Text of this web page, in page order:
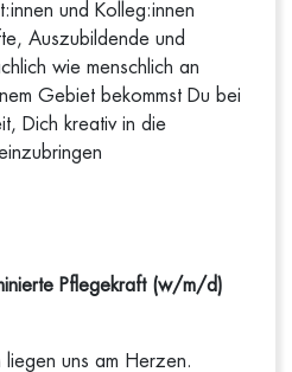
und Kolleg:innen
Auszubildende und
wie menschlich an
Gebiet bekommst Du bei
Dich kreativ in die
Pflegekraft (w/m/d)
liegen uns am Herzen.